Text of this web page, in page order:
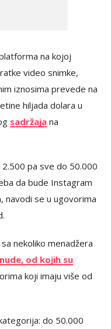
na kojoj
video snimke,
iznosima prevede na
hiljada dolara u
sadržaja na
pa sve do 50.000
da bude Instagram
navodi se u ugovorima
nekoliko menadžera
od kojih su
koji imaju više od
do 50.000